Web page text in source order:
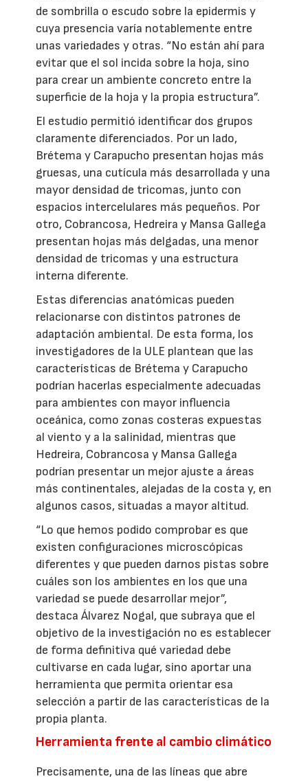
de sombrilla o escudo sobre la epidermis y
cuya presencia varía notablemente entre
unas variedades y otras. “No están ahí para
evitar que el sol incida sobre la hoja, sino
para crear un ambiente concreto entre la
superficie de la hoja y la propia estructura”.
El estudio permitió identificar dos grupos
claramente diferenciados. Por un lado,
Brétema y Carapucho presentan hojas más
gruesas, una cutícula más desarrollada y una
mayor densidad de tricomas, junto con
espacios intercelulares más pequeños. Por
otro, Cobrancosa, Hedreira y Mansa Gallega
presentan hojas más delgadas, una menor
densidad de tricomas y una estructura
interna diferente.
Estas diferencias anatómicas pueden
relacionarse con distintos patrones de
adaptación ambiental. De esta forma, los
investigadores de la ULE plantean que las
características de Brétema y Carapucho
podrían hacerlas especialmente adecuadas
para ambientes con mayor influencia
oceánica, como zonas costeras expuestas
al viento y a la salinidad, mientras que
Hedreira, Cobrancosa y Mansa Gallega
podrían presentar un mejor ajuste a áreas
más continentales, alejadas de la costa y, en
algunos casos, situadas a mayor altitud.
“Lo que hemos podido comprobar es que
existen configuraciones microscópicas
diferentes y que pueden darnos pistas sobre
cuáles son los ambientes en los que una
variedad se puede desarrollar mejor”,
destaca Álvarez Nogal, que subraya que el
objetivo de la investigación no es establecer
de forma definitiva qué variedad debe
cultivarse en cada lugar, sino aportar una
herramienta que permita orientar esa
selección a partir de las características de la
propia planta.
Herramienta frente al cambio climático
Precisamente, una de las líneas que abre